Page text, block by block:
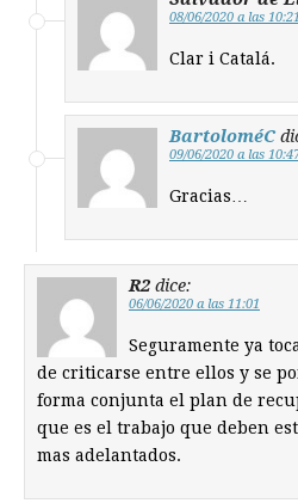
08/06/2020 a las 10:21
Clar i Catalá.
BartoloméC
09/06/2020 a las
Gracias…
R2 dice:
06/06/2020 a las 11:01
Seguramente ya
de criticarse entre ellos y se
forma conjunta el plan de
que es el trabajo que deben
mas adelantados.